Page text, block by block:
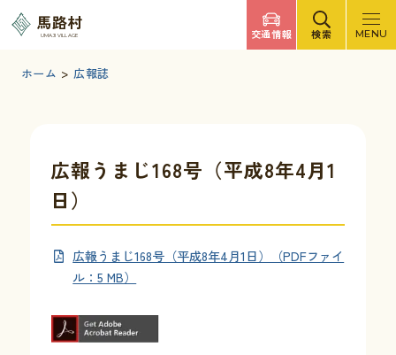
馬路村
UMAJI VILLAGE 交通情報 検索 MENU
ホーム > 広報誌
広報うまじ168号（平成8年4月1
日）
広報うまじ168号（平成8年4月1日）（PDFファイ
ル：5 MB）
観光・イベント
移住・定住
文字サイズ